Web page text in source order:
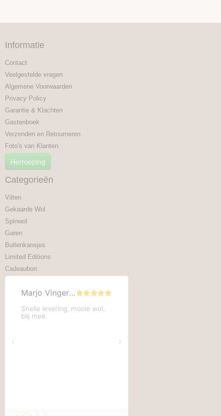
Informatie
Contact
Veelgestelde vragen
Algemene Voorwaarden
Privacy Policy
Garantie & Klachten
Gastenboek
Verzenden en Retourneren
Foto's van Klanten
Herroeping
Categorieën
Vilten
Gekaarde Wol
Spinwol
Garen
Buitenkansjes
Limited Editions
Cadeaubon